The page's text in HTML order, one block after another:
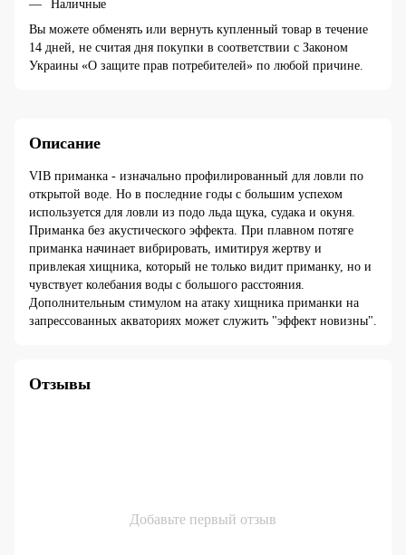
Наличные
Вы можете обменять или вернуть купленный товар в течение
14 дней, не считая дня покупки в соответствии с Законом
Украины «О защите прав потребителей» по любой причине.
Описание
VIB приманка - изначально профилированный для ловли по
открытой воде. Но в последние годы с большим успехом
используется для ловли из подо льда щука, судака и окуня.
Приманка без акустического эффекта. При плавном потяге
приманка начинает вибрировать, имитируя жертву и
привлекая хищника, который не только видит приманку, но и
чувствует колебания воды с большого расстояния.
Дополнительным стимулом на атаку хищника приманки на
запрессованных акваториях может служить "эффект новизны".
Отзывы
Добавьте первый отзыв